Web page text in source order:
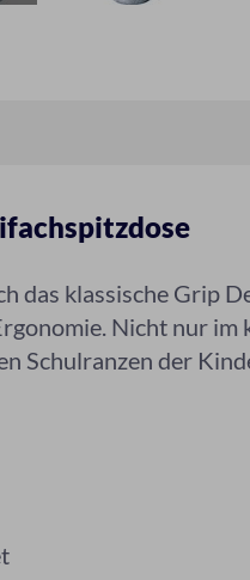
das klassische Grip
Nicht nur im
Schulranzen der